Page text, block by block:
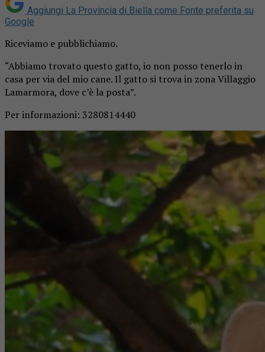
Aggiungi La Provincia di Biella come Fonte preferita su
Google
Riceviamo e pubblichiamo.
“Abbiamo trovato questo gatto, io non posso tenerlo in
casa per via del mio cane. Il gatto si trova in zona Villaggio
Lamarmora, dove c’è la posta”.
Per informazioni: 3280814440